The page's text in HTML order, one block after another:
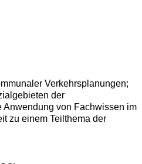
Verkehrsplanungen;
der
Anwendung von Fachwissen im
zu einem Teilthema der